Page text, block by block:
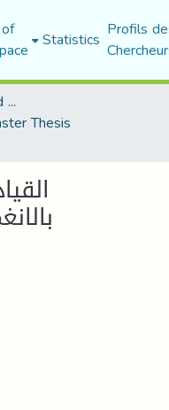
Statistics Profils
Faculty of Humanities and Social Sciences
Thesis